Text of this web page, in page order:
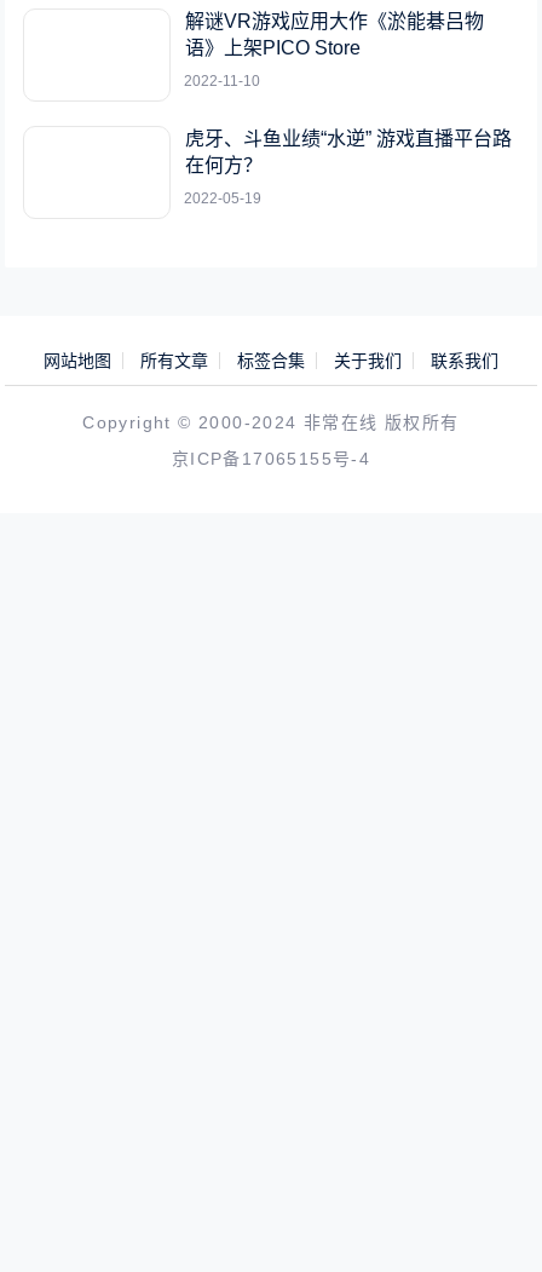
解谜VR游戏应用大作《淤能碁吕物
语》上架PICO Store
2022-11-10
虎牙、斗鱼业绩“水逆” 游戏直播平台路
在何方？
2022-05-19
网站地图 所有文章 标签合集 关于我们 联系我们
Copyright © 2000-2024 非常在线 版权所有
京ICP备17065155号-4